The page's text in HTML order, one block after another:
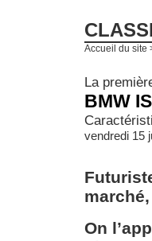
Accueil du site
La
BMW
vendredi 15
On